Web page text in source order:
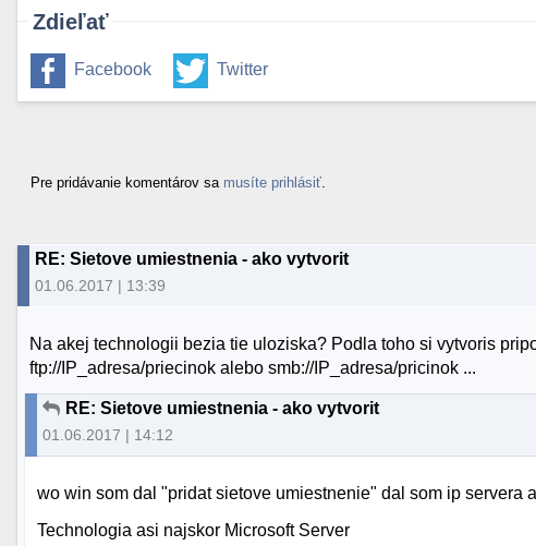
Zdieľať
Facebook Twitter
Pre pridávanie komentárov sa musíte prihlásiť
RE: Sietove umiestnenia - ako vytvorit
01.06.2017 | 13:39
Na akej technologii bezia tie uloziska? Podla toho si vytvoris
ftp://IP_adresa/priecinok alebo smb://IP_adresa/pricinok ...
RE: Sietove umiestnenia - ako vytvorit
01.06.2017 | 14:12
wo win som dal "pridat sietove umiestnenie" dal som ip servera
Technologia asi najskor Microsoft Server